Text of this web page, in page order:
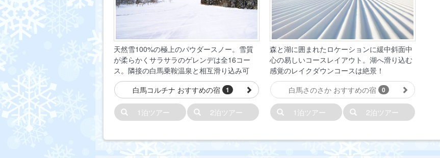
天然雪100%の極上のパウダースノー。雪質
が柔らかくサラサラのゲレンデは全16コー
ス。隣接の白馬乗鞍温泉と相互滑り込み可
白馬コルチナ おすすめの宿 1
1泊ツアー 2泊ツアー
森と湖に囲まれたロケーションに緩中斜面中
心の易しいコースレイアウト。湖へ滑り込む
感覚のレイクダウンコースは絶景！
白馬さのさか おすすめの宿 0
1泊ツアー 2泊ツアー